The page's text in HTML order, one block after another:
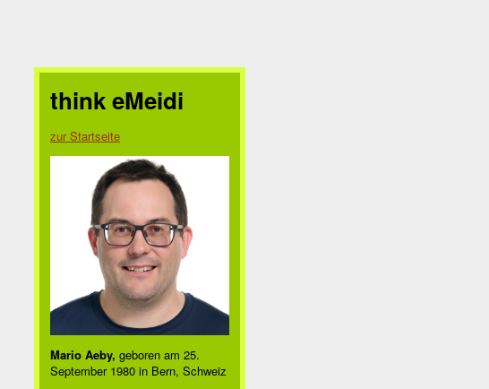
think eMeidi
zur Startseite
Mario Aeby, geboren am 25.
September 1980 in Bern, Schweiz